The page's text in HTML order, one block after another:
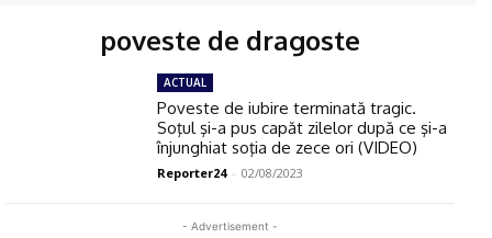
poveste de dragoste
- Advertisement -
ACTUAL
Poveste de iubire terminată tragic.
Soţul şi-a pus capăt zilelor după ce şi-a
înjunghiat soţia de zece ori (VIDEO)
Reporter24 - 02/08/2023